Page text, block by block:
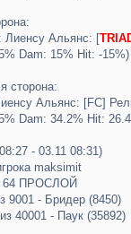
Лиенсу Альянс: [
Dam: 15% Hit: -15%)
сторона:
Альянс: [FC]
Dam: 34.2% Hit:
- 03.11 08:31)
maksimit
64 ПРОСЛОЙ
9001 - Бридер (8450)
40001 - Паук (35892)